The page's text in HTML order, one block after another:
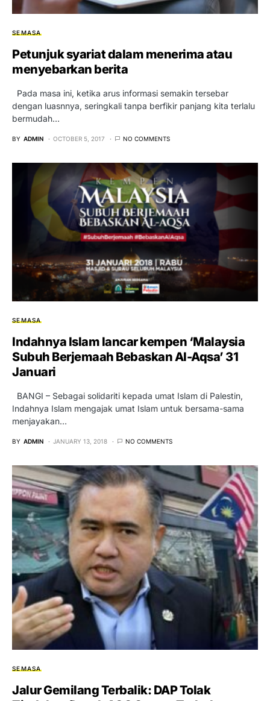
SEMASA
Petunjuk syariat dalam menerima atau
menyebarkan berita
Pada masa ini, ketika arus informasi semakin tersebar
dengan luasnnya, seringkali tanpa berfikir panjang kita terlalu
bermudah…
BY ADMIN OCTOBER 5, 2017 NO COMMENTS
SEMASA
Indahnya Islam lancar kempen ‘Malaysia
Subuh Berjemaah Bebaskan Al-Aqsa’ 31
Januari
BANGI – Sebagai solidariti kepada umat Islam di Palestin,
Indahnya Islam mengajak umat Islam untuk bersama-sama
menjayakan…
BY ADMIN JANUARY 13, 2018 NO COMMENTS
SEMASA
Jalur Gemilang Terbalik: DAP Tolak